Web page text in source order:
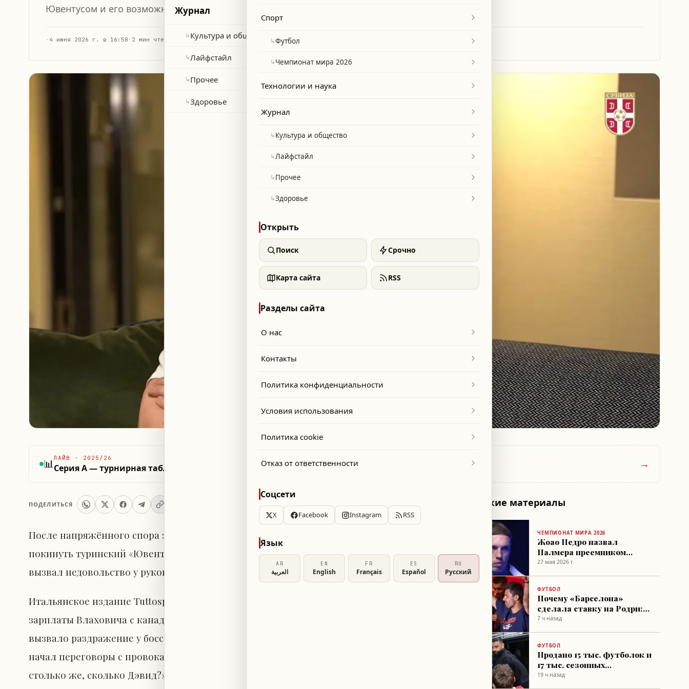
Ювентусом и его возможному уходу из клуба.
· 4 июня 2026 г. в 16:58 · 2 мин чтения
📊ЛАЙВ · 2025/26
Серия А — турнирная таблица 2025/26 →
ПОДЕЛИТЬСЯ
После напряжённого спора за переговорным столом Душан Влахович готовится
покинуть туринский «Ювентус» на правах свободного агента. Сербский нападающий
вызвал недовольство у руководства клуба.
Итальянское издание Tuttosport сообщает, что конфликт возник из-за сравнения
зарплаты Влаховича с канадским напарником по атаке Джонатаном Дэвидом, что
вызвало раздражение у боссов «Ювентуса». По сведениям источника, Влахович
начал переговоры с провокационного вопроса: «Почему я должен зарабатывать
столько же, сколько Дэвид?»
Похожие материалы
ЧЕМПИОНАТ МИРА 2026
Жоао Педро назвал
Палмера преемником
Неймара в сборной
27 мая 2026 г.
ФУТБОЛ
Почему «Барселона»
сделала ставку на Родри:
ключевая фраза Флика
7 ч назад
ФУТБОЛ
Продано 15 тыс. футболок и
17 тыс. сезонных
абонементов после
19 ч назад
Журнал
↳Культура и общество
↳Лайфстайл
↳Прочее
↳Здоровье
Спорт
↳Футбол
↳Чемпионат мира 2026
Технологии и наука
Журнал
↳Культура и общество
↳Лайфстайл
↳Прочее
↳Здоровье
Открыть
Поиск Срочно
Карта сайта RSS
Разделы сайта
О нас
Контакты
Политика конфиденциальности
Условия использования
Политика cookie
Отказ от ответственности
Соцсети
X Facebook Instagram RSS
Язык
AR
العربية
EN
English
FR
Français
ES
Español
RU
Русский